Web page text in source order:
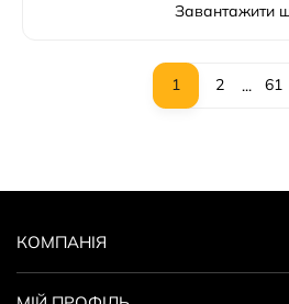
Завантажити
1 2 ... 61
КОМПАНІЯ